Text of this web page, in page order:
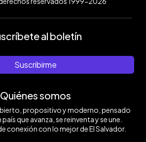
al boletín
Suscribirme
Quiénes somos
propositivo y moderno, pensado
que avanza, se reinventa y se une.
conexión con lo mejor de El Salvador.